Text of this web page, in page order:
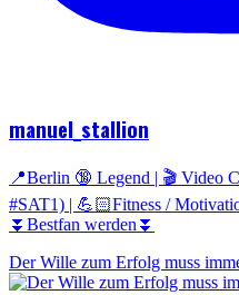
manuel_stallion
📍Berlin 🔞 Legend | 🎬 Video
#SAT1) | 💪🏻Fitness /
⏬Bestfan werden⏬
Der Wille zum Erfolg muss